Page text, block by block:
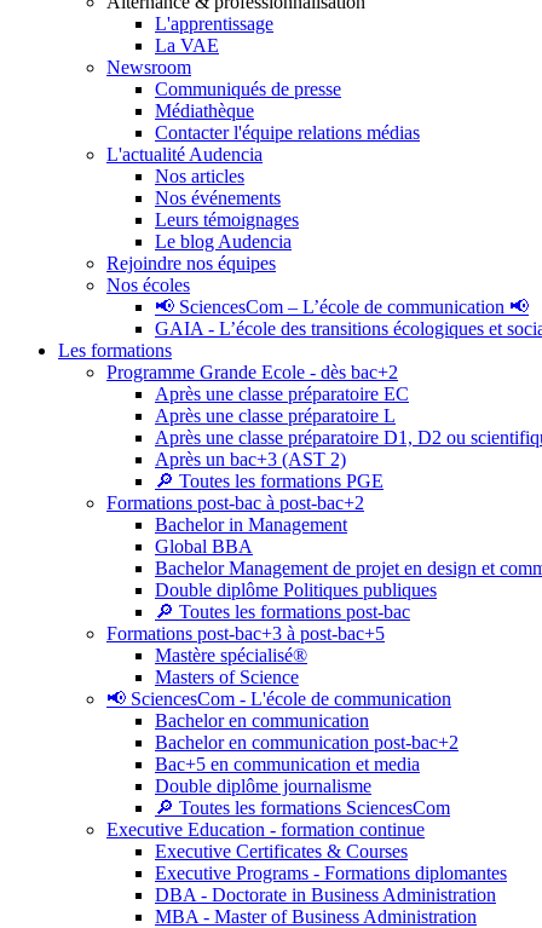
L'apprentissage
La VAE
Newsroom
Communiqués de presse
Médiathèque
Contacter l'équipe relations médias
L'actualité Audencia
Nos articles
Nos événements
Leurs témoignages
Le blog Audencia
Rejoindre nos équipes
Nos écoles
📢 SciencesCom – L’école de communication 📢
GAIA - L’école des transitions écologiques et
Les formations
Programme Grande Ecole - dès bac+2
Après une classe préparatoire EC
Après une classe préparatoire L
Après une classe préparatoire D1, D2 ou
Après un bac+3 (AST 2)
🔎 Toutes les formations PGE
Formations post-bac à post-bac+2
Bachelor in Management
Global BBA
Bachelor Management de projet en design et
Double diplôme Politiques publiques
🔎 Toutes les formations post-bac
Formations post-bac+3 à post-bac+5
Mastère spécialisé®
Masters of Science
📢 SciencesCom - L'école de communication
Bachelor en communication
Bachelor en communication post-bac+2
Bac+5 en communication et media
Double diplôme journalisme
🔎 Toutes les formations SciencesCom
Executive Education - formation continue
Executive Certificates & Courses
Executive Programs - Formations diplomantes
DBA - Doctorate in Business Administration
MBA - Master of Business Administration